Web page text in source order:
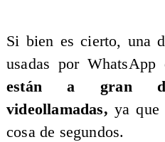
Si bien es cierto, una
usadas por WhatsApp
están a gran
videollamadas, ya que
cosa de segundos.